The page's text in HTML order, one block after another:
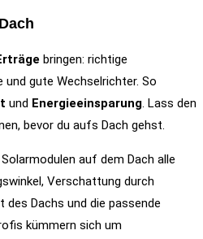
bringen: richtige
gute Wechselrichter. So
und Energieeinsparung. Lass den
bevor du aufs Dach gehst.
auf dem Dach alle
Verschattung durch
des Dachs und die passende
kümmern sich um